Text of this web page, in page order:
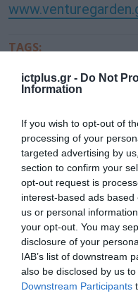
ictplus.gr - Do Not
Information
If you wish to opt-out of
processing of your
targeted advertising by
section to confirm your
opt-out request is
interest-based ads
us or personal
your opt-out. You may
disclosure of your
IAB’s list of downstream
also be disclosed by us
Downstream Participants
TAGS:
SCHOOL